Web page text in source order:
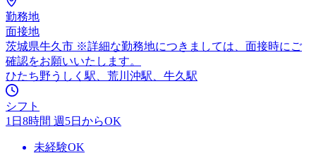
勤務地
面接地
茨城県牛久市 ※詳細な勤務地につきましては、面接時にご
確認をお願いいたします。
ひたち野うしく駅、荒川沖駅、牛久駅
シフト
1日8時間 週5日からOK
未経験OK